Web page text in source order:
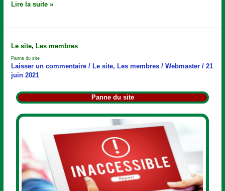
Lire la suite »
Le site, Les membres
Panne du site
Laisser un commentaire / Le site, Les membres /Webmaster/21
juin 2021
Panne du site
Panne
site